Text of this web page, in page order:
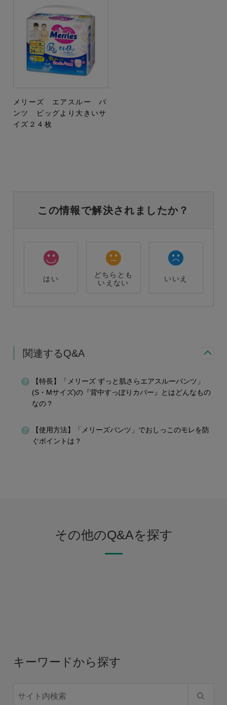
メリーズ エアスルー パ
ンツ ビッグより大きいサ
イズ２４枚
この情報で解決されましたか？
はい
どちらとも
いえない
いいえ
関連するQ&A
【特長】「メリーズ ずっと肌さらエアスルーパンツ」
(S・Mサイズ)の『背中すっぽりカバー』とはどんなもの
なの？
【使用方法】「メリーズパンツ」でおしっこのモレを防
ぐポイントは？
その他のQ&Aを探す
キーワードから探す